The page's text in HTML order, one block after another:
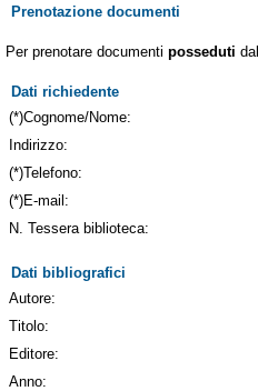
Prenotazione documenti
Per prenotare documenti posseduti
Dati richiedente
(*)Cognome/Nome:
Indirizzo:
(*)Telefono:
(*)E-mail:
N. Tessera biblioteca:
Dati bibliografici
Autore:
Titolo:
Editore:
Anno: